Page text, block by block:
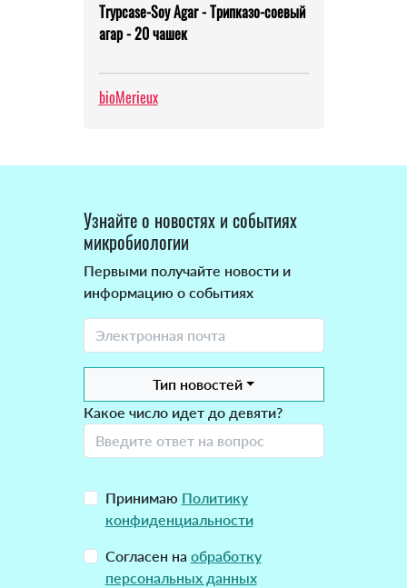
Trypcase-Soy Agar - Трипказо-соевый
агар - 20 чашек
bioMerieux
Узнайте о новостях и событиях
микробиологии
Первыми получайте новости и
информацию о событиях
Тип новостей
Какое число идет до девяти?
Принимаю Политику
конфиденциальности
Согласен на обработку
персональных данных